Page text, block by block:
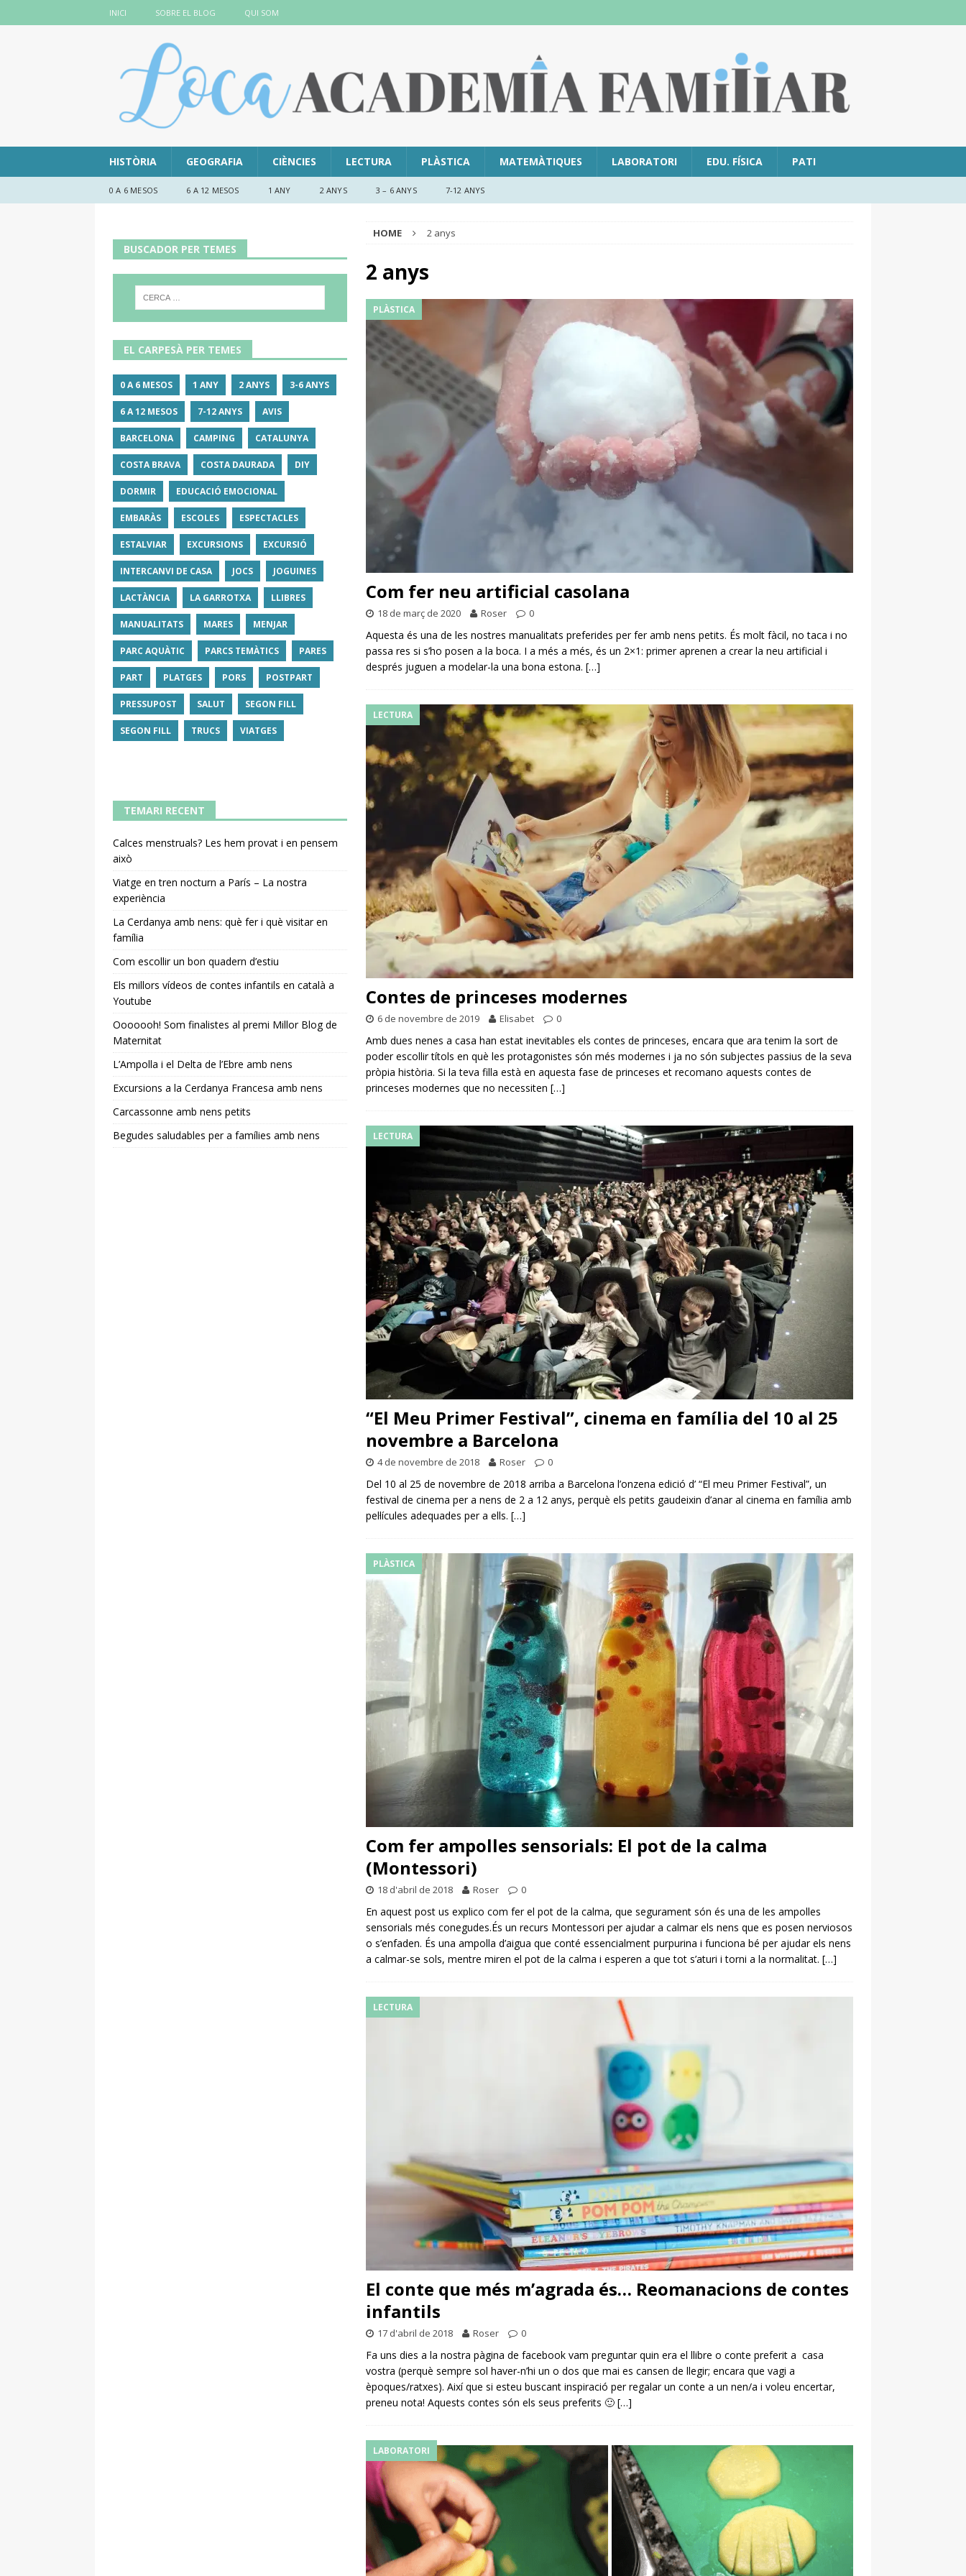
INICI SOBRE EL BLOG QUI SOM
HISTÒRIA GEOGRAFIA CIÈNCIES LECTURA PLÀSTICA MATEMÀTIQUES LABORATORI EDU. FÍSICA PATI
0 A 6 MESOS 6 A 12 MESOS 1 ANY 2 ANYS 3 – 6 ANYS 7-12 ANYS
HOME 2 anys
2 anys
PLÀSTICA
Com fer neu artificial casolana
18 de març de 2020 Roser 0
Aquesta és una de les nostres manualitats preferides per fer amb nens petits. És molt fàcil, no taca i no
passa res si s’ho posen a la boca. I a més a més, és un 2×1: primer aprenen a crear la neu artificial i
després juguen a modelar-la una bona estona. […]
LECTURA
Contes de princeses modernes
6 de novembre de 2019 Elisabet 0
Amb dues nenes a casa han estat inevitables els contes de princeses, encara que ara tenim la sort de
poder escollir títols en què les protagonistes són més modernes i ja no són subjectes passius de la seva
pròpia història. Si la teva filla està en aquesta fase de princeses et recomano aquests contes de
princeses modernes que no necessiten […]
LECTURA
“El Meu Primer Festival”, cinema en família del 10 al 25
novembre a Barcelona
4 de novembre de 2018 Roser 0
Del 10 al 25 de novembre de 2018 arriba a Barcelona l’onzena edició d’ “El meu Primer Festival”, un
festival de cinema per a nens de 2 a 12 anys, perquè els petits gaudeixin d’anar al cinema en família amb
pel·lícules adequades per a ells. […]
PLÀSTICA
Com fer ampolles sensorials: El pot de la calma
(Montessori)
18 d'abril de 2018 Roser 0
En aquest post us explico com fer el pot de la calma, que segurament són és una de les ampolles
sensorials més conegudes.És un recurs Montessori per ajudar a calmar els nens que es posen nerviosos
o s’enfaden. És una ampolla d’aigua que conté essencialment purpurina i funciona bé per ajudar els nens
a calmar-se sols, mentre miren el pot de la calma i esperen a que tot s’aturi i torni a la normalitat. […]
LECTURA
El conte que més m’agrada és… Reomanacions de contes
infantils
17 d'abril de 2018 Roser 0
Fa uns dies a la nostra pàgina de facebook vam preguntar quin era el llibre o conte preferit a casa
vostra (perquè sempre sol haver-n’hi un o dos que mai es cansen de llegir; encara que vagi a
èpoques/ratxes). Així que si esteu buscant inspiració per regalar un conte a un nen/a i voleu encertar,
preneu nota! Aquests contes són els seus preferits 🙂 […]
LABORATORI
BUSCADOR PER TEMES
EL CARPESÀ PER TEMES
0 A 6 MESOS 1 ANY 2 ANYS 3-6 ANYS
6 A 12 MESOS 7-12 ANYS AVIS
BARCELONA CAMPING CATALUNYA
COSTA BRAVA COSTA DAURADA DIY
DORMIR EDUCACIÓ EMOCIONAL
EMBARÀS ESCOLES ESPECTACLES
ESTALVIAR EXCURSIONS EXCURSIÓ
INTERCANVI DE CASA JOCS JOGUINES
LACTÀNCIA LA GARROTXA LLIBRES
MANUALITATS MARES MENJAR
PARC AQUÀTIC PARCS TEMÀTICS PARES
PART PLATGES PORS POSTPART
PRESSUPOST SALUT SEGON FILL
SEGON FILL TRUCS VIATGES
TEMARI RECENT
Calces menstruals? Les hem provat i en pensem
això
Viatge en tren nocturn a París – La nostra
experiència
La Cerdanya amb nens: què fer i què visitar en
família
Com escollir un bon quadern d’estiu
Els millors vídeos de contes infantils en català a
Youtube
Ooooooh! Som finalistes al premi Millor Blog de
Maternitat
L’Ampolla i el Delta de l’Ebre amb nens
Excursions a la Cerdanya Francesa amb nens
Carcassonne amb nens petits
Begudes saludables per a famílies amb nens